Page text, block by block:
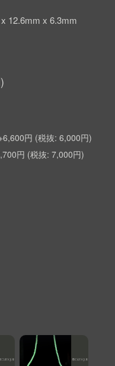
12.6mm x 6.3mm
円 6,000円
円 7,000円